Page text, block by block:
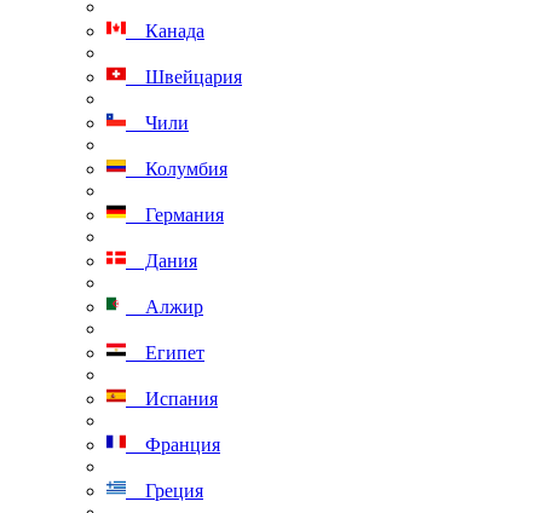
Канада
Швейцария
Чили
Колумбия
Германия
Дания
Алжир
Египет
Испания
Франция
Греция